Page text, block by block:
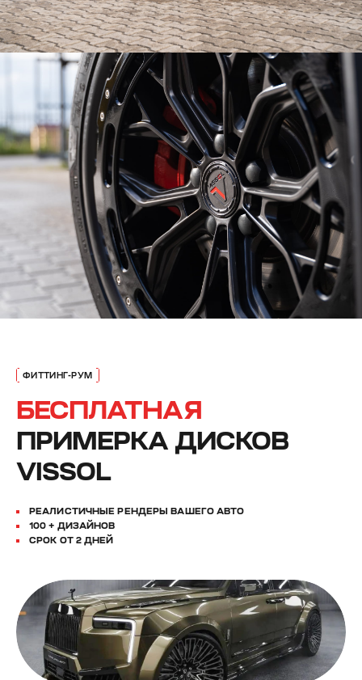
БЕСПЛАТНАЯ
ПРИМЕРКА ДИСКОВ
VISSOL
РЕАЛИСТИЧНЫЕ РЕНДЕРЫ ВАШЕГО АВТО
100 + ДИЗАЙНОВ
СРОК ОТ 2 ДНЕЙ